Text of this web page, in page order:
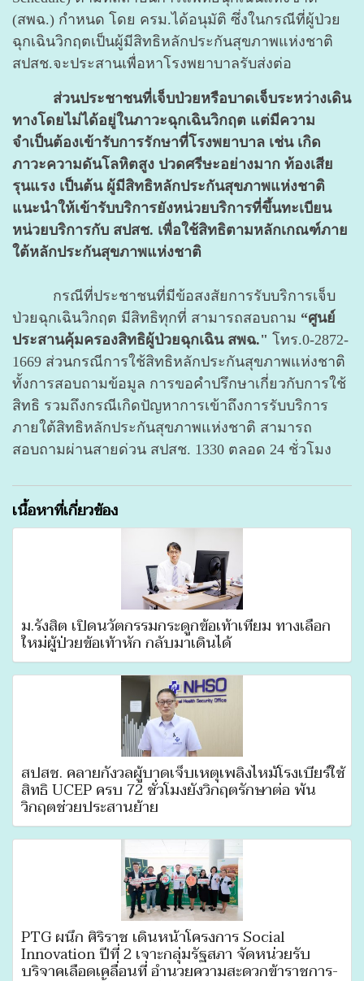
(สพฉ.) กำหนด โดย ครม.ได้อนุมัติ ซึ่งในกรณีที่ผู้ป่วย
ฉุกเฉินวิกฤตเป็นผู้มีสิทธิหลักประกันสุขภาพแห่งชาติ
สปสช.จะประสานเพื่อหาโรงพยาบาลรับส่งต่อ
ส่วนประชาชนที่เจ็บป่วยหรือบาดเจ็บระหว่างเดิน
ทางโดยไม่ได้อยู่ในภาวะฉุกเฉินวิกฤต แต่มีความ
จำเป็นต้องเข้ารับการรักษาที่โรงพยาบาล เช่น เกิด
ภาวะความดันโลหิตสูง ปวดศรีษะอย่างมาก ท้องเสีย
รุนแรง เป็นต้น ผู้มีสิทธิหลักประกันสุขภาพแห่งชาติ
แนะนำให้เข้ารับบริการยังหน่วยบริการที่ขึ้นทะเบียน
หน่วยบริการกับ สปสช. เพื่อใช้สิทธิตามหลักเกณฑ์ภาย
ใต้หลักประกันสุขภาพแห่งชาติ
กรณีที่ประชาชนที่มีข้อสงสัยการรับบริการเจ็บ
ป่วยฉุกเฉินวิกฤต มีสิทธิทุกที่ สามารถสอบถาม “ศูนย์
ประสานคุ้มครองสิทธิผู้ป่วยฉุกเฉิน สพฉ." โทร.0-2872-
1669 ส่วนกรณีการใช้สิทธิหลักประกันสุขภาพแห่งชาติ
ทั้งการสอบถามข้อมูล การขอคำปรึกษาเกี่ยวกับการใช้
สิทธิ รวมถึงกรณีเกิดปัญหาการเข้าถึงการรับบริการ
ภายใต้สิทธิหลักประกันสุขภาพแห่งชาติ สามารถ
สอบถามผ่านสายด่วน สปสช. 1330 ตลอด 24 ชั่วโมง
เนื้อหาที่เกี่ยวข้อง
ม.รังสิต เปิดนวัตกรรมกระดูกข้อเท้าเทียม ทางเลือก
ใหม่ผู้ป่วยข้อเท้าหัก กลับมาเดินได้
สปสช. คลายกังวลผู้บาดเจ็บเหตุเพลิงไหม้โรงเบียร์ใช้
สิทธิ UCEP ครบ 72 ชั่วโมงยังวิกฤตรักษาต่อ พ้น
วิกฤตช่วยประสานย้าย
PTG ผนึก ศิริราช เดินหน้าโครงการ Social
Innovation ปีที่ 2 เจาะกลุ่มรัฐสภา จัดหน่วยรับ
บริจาคเลือดเคลื่อนที่ อำนวยความสะดวกข้าราชการ-